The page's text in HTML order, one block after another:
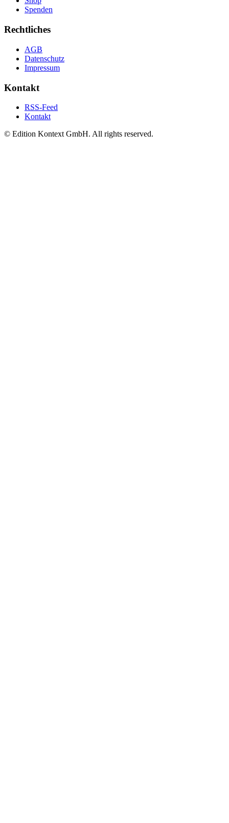
Spenden
Rechtliches
AGB
Datenschutz
Impressum
Kontakt
RSS-Feed
Kontakt
© Edition Kontext GmbH. All rights reserved.